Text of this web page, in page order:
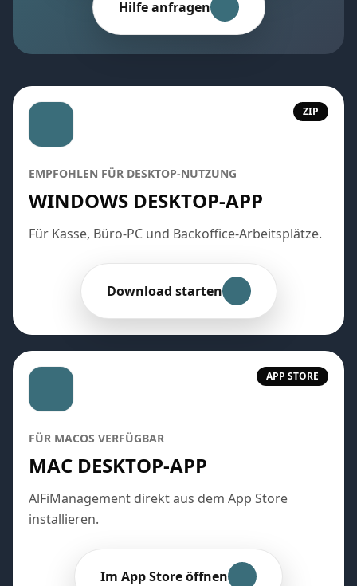
Hilfe anfragen
ZIP
EMPFOHLEN FÜR DESKTOP-NUTZUNG
WINDOWS DESKTOP-APP
Für Kasse, Büro-PC und Backoffice-Arbeitsplätze.
Download starten
APP STORE
FÜR MACOS VERFÜGBAR
MAC DESKTOP-APP
AlFiManagement direkt aus dem App Store
installieren.
Im App Store öffnen